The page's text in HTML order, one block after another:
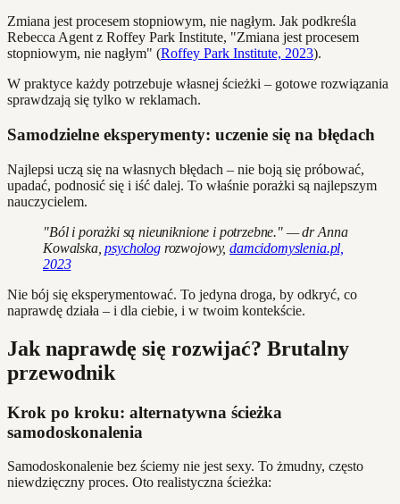
Zmiana jest procesem stopniowym, nie nagłym. Jak podkreśla
Rebecca Agent z Roffey Park Institute, "Zmiana jest procesem
stopniowym, nie nagłym" (Roffey Park Institute, 2023).
W praktyce każdy potrzebuje własnej ścieżki – gotowe rozwiązania
sprawdzają się tylko w reklamach.
Samodzielne eksperymenty: uczenie się na błędach
Najlepsi uczą się na własnych błędach – nie boją się próbować,
upadać, podnosić się i iść dalej. To właśnie porażki są najlepszym
nauczycielem.
"Ból i porażki są nieuniknione i potrzebne." — dr Anna
Kowalska,psychologrozwojowy,damcidomyslenia.pl,
2023
Nie bój się eksperymentować. To jedyna droga, by odkryć, co
naprawdę działa – i dla ciebie, i w twoim kontekście.
Jak naprawdę się rozwijać? Brutalny
przewodnik
Krok po kroku: alternatywna ścieżka
samodoskonalenia
Samodoskonalenie bez ściemy nie jest sexy. To żmudny, często
niewdzięczny proces. Oto realistyczna ścieżka: